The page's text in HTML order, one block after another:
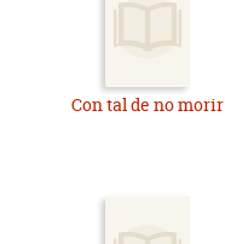
Con tal de no morir